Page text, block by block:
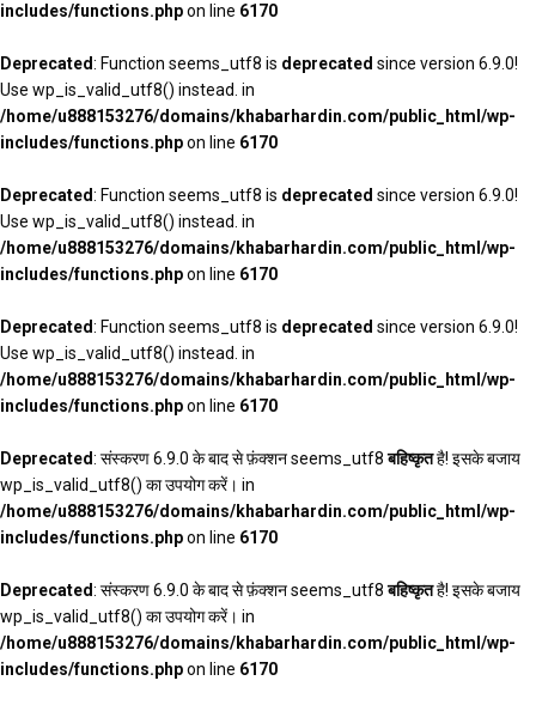
includes/functions.phpon line 6170
Deprecated: Function seems_utf8 is deprecated since version 6.9.0!
Use wp_is_valid_utf8() instead. in
/home/u888153276/domains/khabarhardin.com/public_html/wp-
includes/functions.phpon line 6170
Deprecated: Function seems_utf8 is deprecated since version 6.9.0!
Use wp_is_valid_utf8() instead. in
/home/u888153276/domains/khabarhardin.com/public_html/wp-
includes/functions.phpon line 6170
Deprecated: Function seems_utf8 is deprecated since version 6.9.0!
Use wp_is_valid_utf8() instead. in
/home/u888153276/domains/khabarhardin.com/public_html/wp-
includes/functions.phpon line 6170
Deprecated: संस्करण 6.9.0 के बाद से फ़ंक्शन seems_utf8बहिष्कृतहै! इसके बजाय
wp_is_valid_utf8() का उपयोग करें। in
/home/u888153276/domains/khabarhardin.com/public_html/wp-
includes/functions.phpon line 6170
Deprecated: संस्करण 6.9.0 के बाद से फ़ंक्शन seems_utf8बहिष्कृतहै! इसके बजाय
wp_is_valid_utf8() का उपयोग करें। in
/home/u888153276/domains/khabarhardin.com/public_html/wp-
includes/functions.phpon line 6170